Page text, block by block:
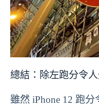
總結：除左跑分令
雖然 iPhone 12 跑